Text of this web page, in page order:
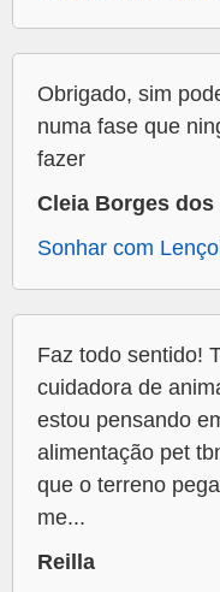
Obrigado, sim
numa fase que
fazer
Cleia Borges
Sonhar com
Faz todo sentido!
cuidadora de
estou pensando
alimentação pet
que o terreno
me...
Reilla